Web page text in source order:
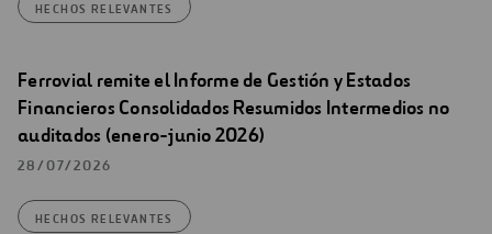
HECHOS RELEVANTES
Ferrovial remite el Informe de Gestión y Estados
Financieros Consolidados Resumidos Intermedios no
auditados (enero-junio 2026)
28/07/2026
HECHOS RELEVANTES